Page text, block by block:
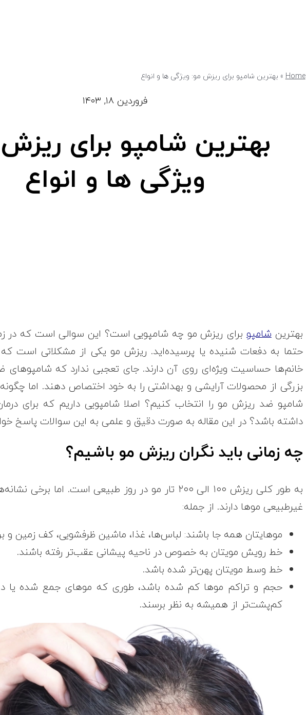
Home
» بهترین شامپو برای ریزش مو: ویژگی ها و انواع
فروردین ۱۸, ۱۴۰۳
بهترین شامپو برای
ویژگی ها و انواع
بهترینشامپوبرای ریزش مو چه شامپویی است؟ این سوالی است که در
حتما به دفعات شنیده یا پرسیده‌اید. ریزش مو یکی از مشکلاتی است
خانم‌ها حساسیت ویژه‌ای روی آن دارند. جای تعجبی ندارد که
بزرگی از محصولات آرایشی و بهداشتی را به خود اختصاص دهند. اما
شامپو ضد ریزش مو را انتخاب کنیم؟ اصلا شامپویی داریم که برای
داشته باشد؟ در این مقاله به صورت دقیق و علمی به این سوالات پاسخ
چه زمانی باید نگران ریزش مو باشیم؟
به طور کلی ریزش ۱۰۰ الی ۲۰۰ تار مو در روز طبیعی است. اما
غیرطبیعی موها دارند. از جمله:
موهایتان همه جا باشند: لباس‌ها، غذا، ماشین ظرفشویی، کف زمین و
خط رویش مویتان به خصوص در ناحیه پیشانی عقب‌تر رفته باشند.
خط وسط مویتان پهن‌تر شده باشد.
حجم و تراکم موها کم شده باشد، طوری که موهای جمع شده یا
کم‌پشت‌تر از همیشه به نظر برسند.